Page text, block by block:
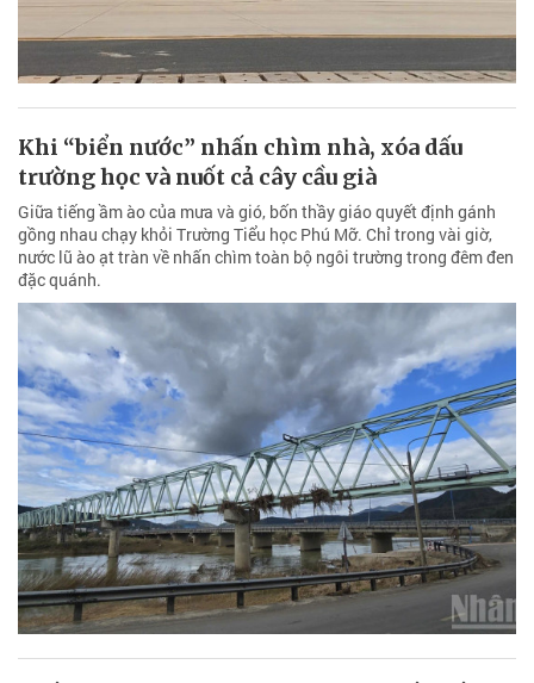
Khi “biển nước” nhấn chìm nhà, xóa dấu
trường học và nuốt cả cây cầu già
Giữa tiếng ầm ào của mưa và gió, bốn thầy giáo quyết định gánh
gồng nhau chạy khỏi Trường Tiểu học Phú Mỡ. Chỉ trong vài giờ,
nước lũ ào ạt tràn về nhấn chìm toàn bộ ngôi trường trong đêm đen
đặc quánh.